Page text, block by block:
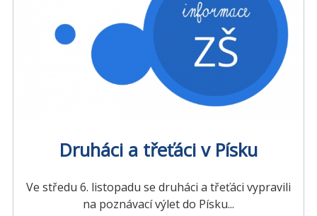
Druháci a třeťáci v Písku
Ve středu 6. listopadu se druháci a třeťáci vypravili
na poznávací výlet do Písku...